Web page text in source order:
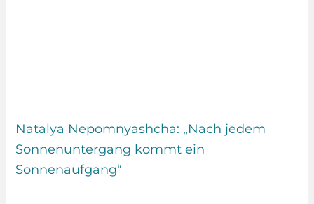
Natalya Nepomnyashcha: „Nach jedem
Sonnenuntergang kommt ein
Sonnenaufgang“